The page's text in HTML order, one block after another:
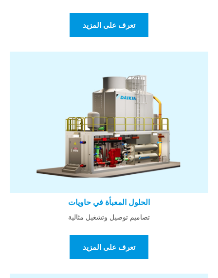
تعرف على المزيد
الحلول المعبأة في حاويات
تصاميم توصيل وتشغيل مثالية
تعرف على المزيد